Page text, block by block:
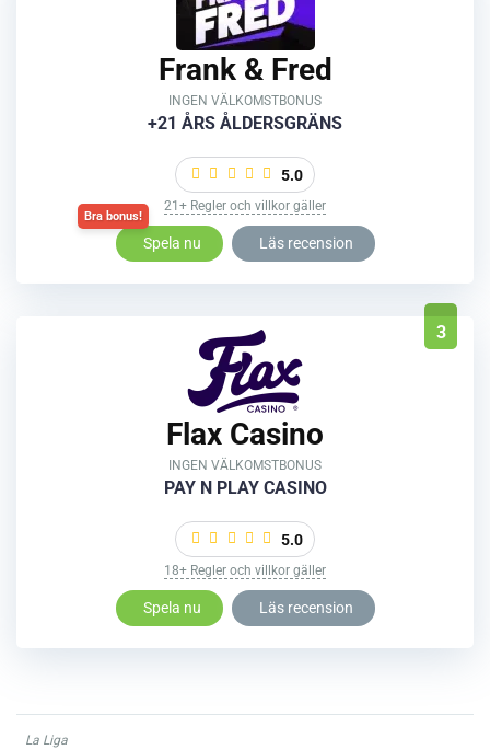
Frank & Fred
INGEN VÄLKOMSTBONUS
+21 ÅRS ÅLDERSGRÄNS
5.0
21+ Regler och villkor gäller
Spela nu Läs recension
3
Flax Casino
INGEN VÄLKOMSTBONUS
PAY N PLAY CASINO
5.0
18+ Regler och villkor gäller
Spela nu Läs recension
La Liga